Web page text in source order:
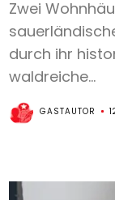
Zwei
durch ihr
waldreiche...
GASTAUTOR